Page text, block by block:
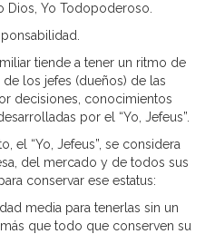
Dios, Yo Todopoderoso.
tiende a tener un ritmo de
los jefes (dueños) de las
decisiones, conocimientos
por el “Yo, Jefeus”.
el “Yo, Jefeus”, se considera
del mercado y de todos sus
conservar ese estatus:
media para tenerlas sin un
que todo que conserven su